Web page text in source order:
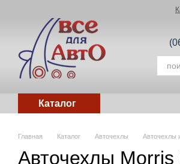
Каталог
Главная Каталог Авточехлы Авточехлы
Авточехлы Morris